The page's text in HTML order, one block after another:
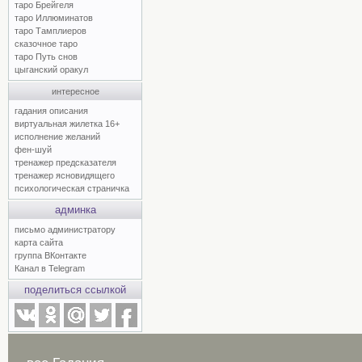
таро Брейгеля
таро Иллюминатов
таро Тамплиеров
сказочное таро
таро Путь снов
цыганский оракул
интересное
гадания описания
виртуальная жилетка 16+
исполнение желаний
фен-шуй
тренажер предсказателя
тренажер ясновидящего
психологическая страничка
админка
письмо администратору
карта сайта
группа ВКонтакте
Канал в Telegram
поделиться ссылкой